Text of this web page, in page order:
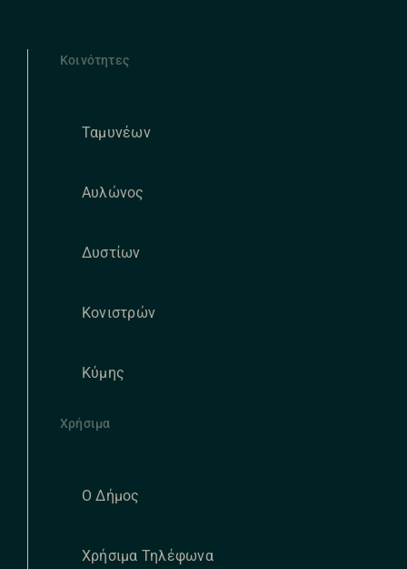
Κοινότητες
Ταμυνέων
Αυλώνος
Δυστίων
Κονιστρών
Κύμης
Χρήσιμα
Ο Δήμος
Χρήσιμα Τηλέφωνα